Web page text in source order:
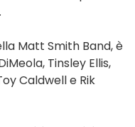
Matt Smith Band, è
Tinsley Ellis,
Caldwell e Rik